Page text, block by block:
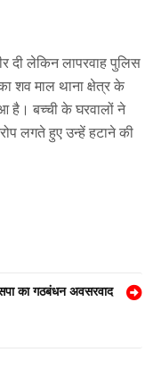
दी लेकिन लापरवाह पुलिस
शव माल थाना क्षेत्र के
है। बच्ची के घरवालों ने
लगते हुए उन्हें हटाने की
का गठबंधन अवसरवाद